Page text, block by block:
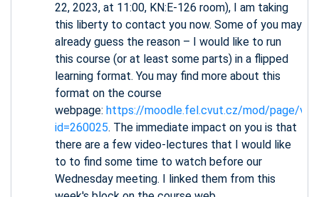
22, 2023, at 11:00, KN:E-126 room), I am taking
this liberty to contact you now. Some of you may
already guess the reason – I would like to run
this course (or at least some parts) in a flipped
learning format. You may find more about this
format on the course
webpage: https://moodle.fel.cvut.cz/mod/page/
id=260025. The immediate impact on you is that
there are a few video-lectures that I would like
to to find some time to watch before our
Wednesday meeting. I linked them from this